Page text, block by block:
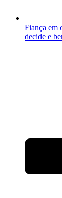
Fiança em
decide e